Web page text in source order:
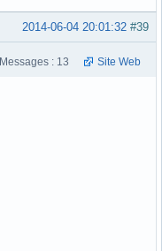
#39
2014-06-04 20:01:32
Messages : 13 Site Web